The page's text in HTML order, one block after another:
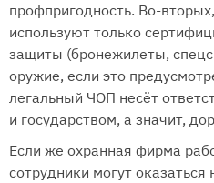
профпригодность. Во-
используют только
защиты (бронежилеты,
оружие, если это
легальный ЧОП несёт
и государством, а значит,
Если же охранная фирма
сотрудники могут